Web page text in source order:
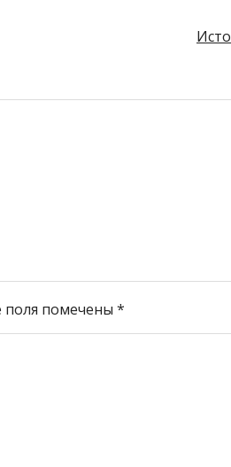
поля помечены *